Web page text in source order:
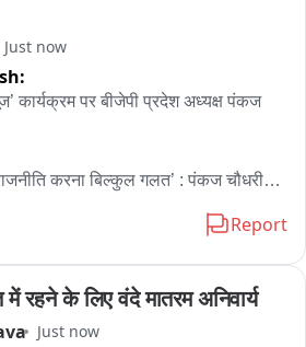
Just now
कार्यक्रम पर बीजेपी प्रदेश अध्यक्ष पंकज
करना बिल्कुल गलत’ : पंकज चौधरी
राजनीति का माध्यम नहीं बनाना चाहिए :
को लेकर शांतिपूर्वक बैठे हैं : पंकज चौधरी
Report
रहने के लिए वंदे मातरम अनिवार्य
Just now